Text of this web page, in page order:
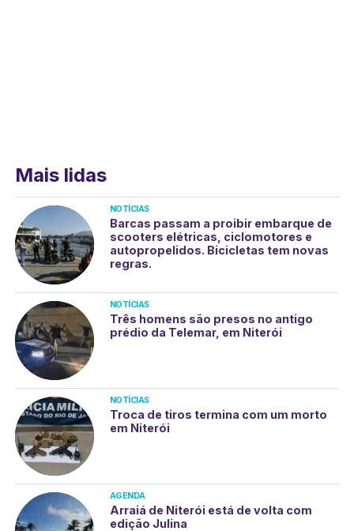
Mais lidas
NOTÍCIAS
Barcas passam a proibir embarque de
scooters elétricas, ciclomotores e
autopropelidos. Bicicletas tem novas
regras.
NOTÍCIAS
Três homens são presos no antigo
prédio da Telemar, em Niterói
NOTÍCIAS
Troca de tiros termina com um morto
em Niterói
AGENDA
Arraiá de Niterói está de volta com
edição Julina